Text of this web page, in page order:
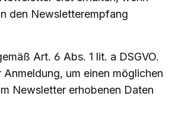
den Newsletterempfang
Art. 6 Abs. 1 lit. a DSGVO.
um einen möglichen
Newsletter erhobenen Daten